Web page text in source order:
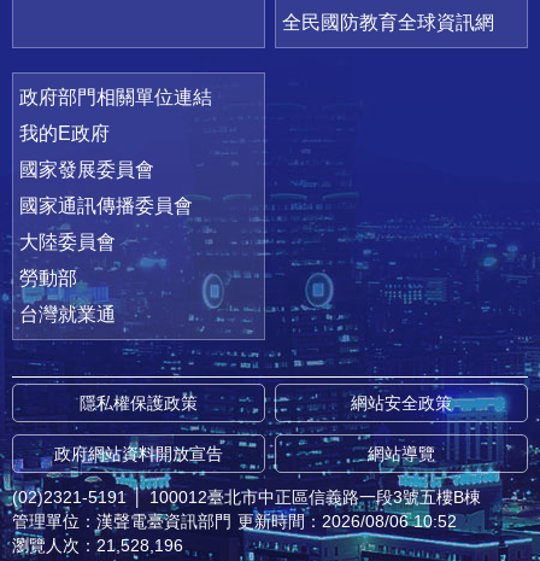
全民國防教育全球資訊網
政府部門相關單位連結
我的E政府
國家發展委員會
國家通訊傳播委員會
大陸委員會
勞動部
台灣就業通
隱私權保護政策 網站安全政策
政府網站資料開放宣告 網站導覽
(02)2321-5191 │ 100012臺北市中正區信義路一段3號五樓B棟
管理單位：漢聲電臺資訊部門 更新時間：2026/08/06 10:52
瀏覽人次：21,528,196